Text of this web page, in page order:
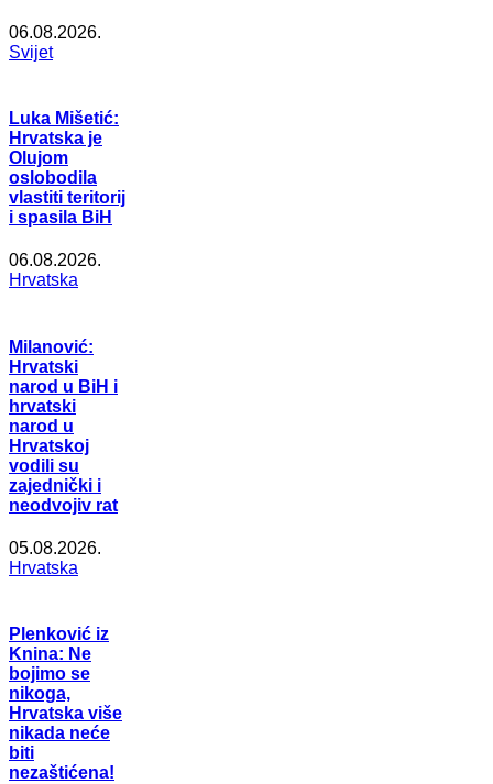
06.08.2026.
Svijet
Luka Mišetić:
Hrvatska je
Olujom
oslobodila
vlastiti teritorij
i spasila BiH
06.08.2026.
Hrvatska
Milanović:
Hrvatski
narod u BiH i
hrvatski
narod u
Hrvatskoj
vodili su
zajednički i
neodvojiv rat
05.08.2026.
Hrvatska
Plenković iz
Knina: Ne
bojimo se
nikoga,
Hrvatska više
nikada neće
biti
nezaštićena!